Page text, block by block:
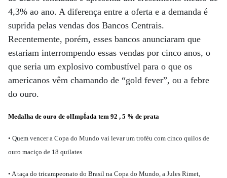
4,3% ao ano. A diferença entre a oferta e a demanda é
suprida pelas vendas dos Bancos Centrais.
Recentemente, porém, esses bancos anunciaram que
estariam interrompendo essas vendas por cinco anos, o
que seria um explosivo combustível para o que os
americanos vêm chamando de “gold fever”, ou a febre
do ouro.
Medalha de ouro de olImpÍada tem 92 , 5 % de prata
• Quem vencer a Copa do Mundo vai levar um troféu com cinco quilos de
ouro maciço de 18 quilates
• A taça do tricampeonato do Brasil na Copa do Mundo, a Jules Rimet,